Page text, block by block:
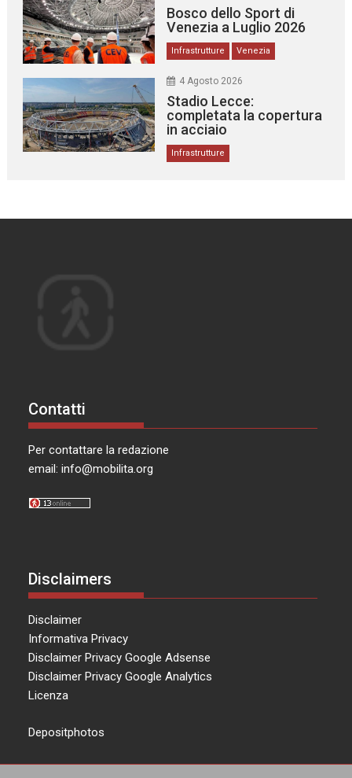
Bosco dello Sport di
Venezia a Luglio 2026
Infrastrutture Venezia
4 Agosto 2026
Stadio Lecce:
completata la copertura
in acciaio
Infrastrutture
Contatti
Per contattare la redazione
email:info@mobilita.org
Disclaimers
Disclaimer
Informativa Privacy
Disclaimer Privacy Google Adsense
Disclaimer Privacy Google Analytics
Licenza
Depositphotos